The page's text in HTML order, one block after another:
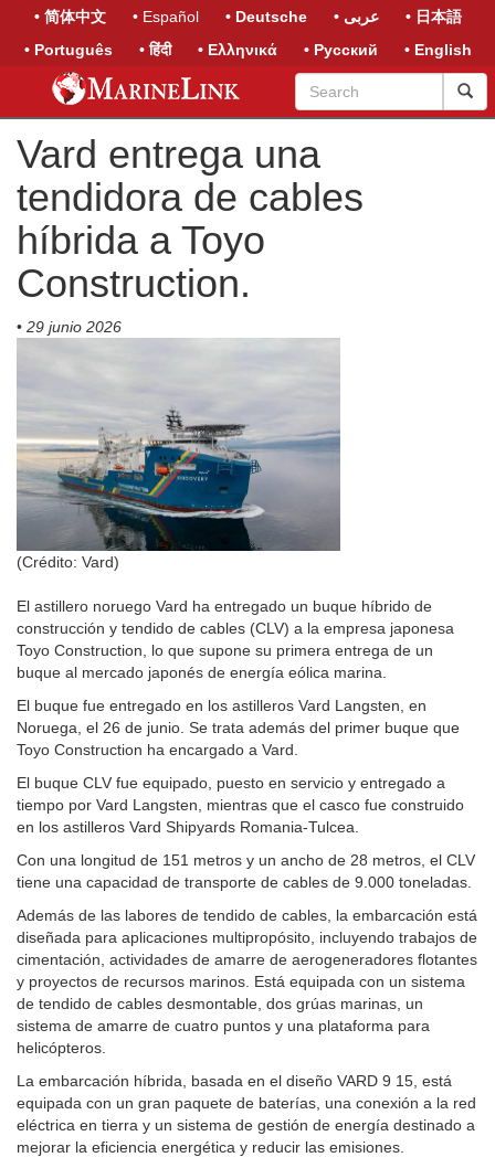
• 简体中文 • Español • Deutsche • عربى
• 日本語
• Português
• हिंदी • Ελληνικά • Русский • English
Vard entrega una
tendidora de cables
híbrida a Toyo
Construction.
• 29 junio 2026
(Crédito: Vard)
El astillero noruego Vard ha entregado un buque híbrido de
construcción y tendido de cables (CLV) a la empresa japonesa
Toyo Construction, lo que supone su primera entrega de un
buque al mercado japonés de energía eólica marina.
El buque fue entregado en los astilleros Vard Langsten, en
Noruega, el 26 de junio. Se trata además del primer buque que
Toyo Construction ha encargado a Vard.
El buque CLV fue equipado, puesto en servicio y entregado a
tiempo por Vard Langsten, mientras que el casco fue construido
en los astilleros Vard Shipyards Romania-Tulcea.
Con una longitud de 151 metros y un ancho de 28 metros, el CLV
tiene una capacidad de transporte de cables de 9.000 toneladas.
Además de las labores de tendido de cables, la embarcación está
diseñada para aplicaciones multipropósito, incluyendo trabajos de
cimentación, actividades de amarre de aerogeneradores flotantes
y proyectos de recursos marinos. Está equipada con un sistema
de tendido de cables desmontable, dos grúas marinas, un
sistema de amarre de cuatro puntos y una plataforma para
helicópteros.
La embarcación híbrida, basada en el diseño VARD 9 15, está
equipada con un gran paquete de baterías, una conexión a la red
eléctrica en tierra y un sistema de gestión de energía destinado a
mejorar la eficiencia energética y reducir las emisiones.